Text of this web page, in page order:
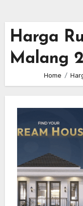
Harga
Malang
Home